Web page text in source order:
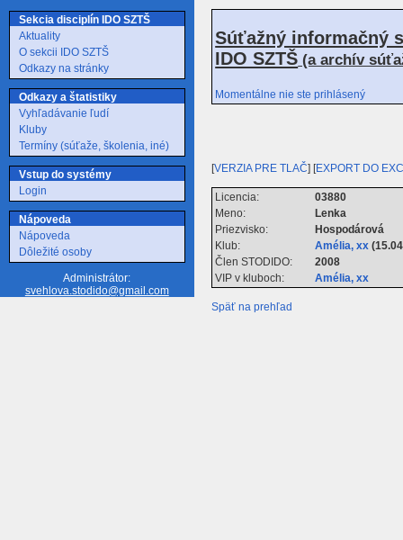
Sekcia disciplín IDO SZTŠ
Aktuality
O sekcii IDO SZTŠ
Odkazy na stránky
Odkazy a štatistiky
Vyhľadávanie ľudí
Kluby
Termíny (súťaže, školenia, iné)
Vstup do systémy
Login
Nápoveda
Nápoveda
Dôležité osoby
Administrátor:
svehlova.stodido@gmail.com
Súťažný informačný
IDO SZTŠ (a archív
Momentálne nie ste prihlásený
[VERZIA PRE TLAČ] [EXPORT DO
Licencia:
03880
Meno:
Lenka
Priezvisko:
Hospodárová
Klub:
Amélia, xx
Člen STODIDO:
2008
VIP v kluboch:
Amélia, xx
Späť na prehľad